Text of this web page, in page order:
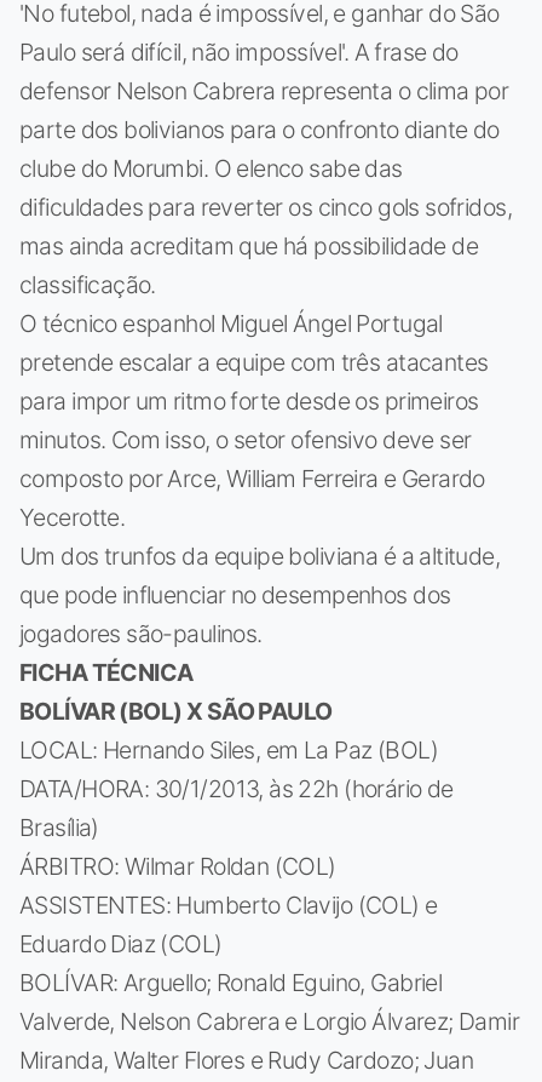
'No futebol, nada é impossível, e ganhar do São
Paulo será difícil, não impossível'. A frase do
defensor Nelson Cabrera representa o clima por
parte dos bolivianos para o confronto diante do
clube do Morumbi. O elenco sabe das
dificuldades para reverter os cinco gols sofridos,
mas ainda acreditam que há possibilidade de
classificação.
O técnico espanhol Miguel Ángel Portugal
pretende escalar a equipe com três atacantes
para impor um ritmo forte desde os primeiros
minutos. Com isso, o setor ofensivo deve ser
composto por Arce, William Ferreira e Gerardo
Yecerotte.
Um dos trunfos da equipe boliviana é a altitude,
que pode influenciar no desempenhos dos
jogadores são-paulinos.
FICHA TÉCNICA
BOLÍVAR (BOL) X SÃO PAULO
LOCAL: Hernando Siles, em La Paz (BOL)
DATA/HORA: 30/1/2013, às 22h (horário de
Brasília)
ÁRBITRO: Wilmar Roldan (COL)
ASSISTENTES: Humberto Clavijo (COL) e
Eduardo Diaz (COL)
BOLÍVAR: Arguello; Ronald Eguino, Gabriel
Valverde, Nelson Cabrera e Lorgio Álvarez; Damir
Miranda, Walter Flores e Rudy Cardozo; Juan